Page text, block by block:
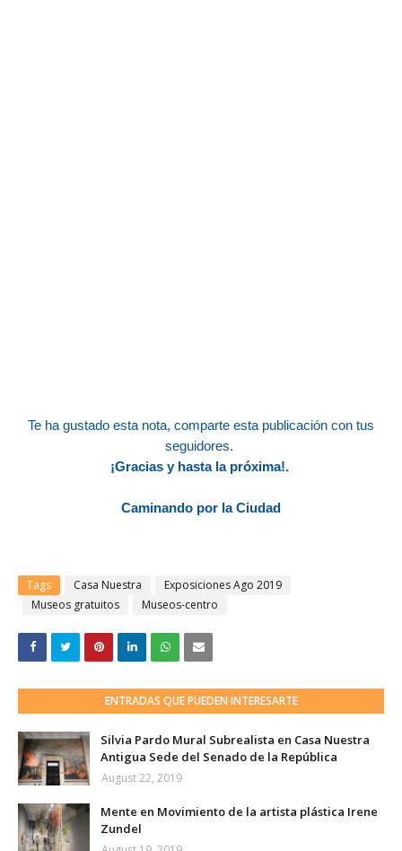
Te ha gustado esta nota, comparte esta publicación con tus
seguidores.
¡Gracias y hasta la próxima!.
Caminando por la Ciudad
Tags Casa Nuestra
Exposiciones Ago 2019
Museos gratuitos
Museos-centro
ENTRADAS QUE PUEDEN INTERESARTE
Silvia Pardo Mural Subrealista en Casa Nuestra
Antigua Sede del Senado de la República
August 22, 2019
Mente en Movimiento de la artista plástica Irene
Zundel